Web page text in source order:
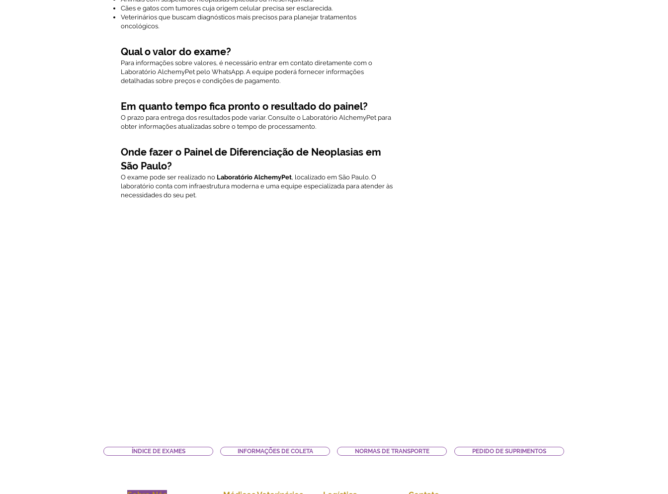
Cães e gatos com tumores cuja origem celular precisa ser esclarecida.
Veterinários que buscam diagnósticos mais precisos para planejar tratamentos
oncológicos.
Qual o valor do exame?
Para informações sobre valores, é necessário entrar em contato diretamente com o
Laboratório AlchemyPet pelo WhatsApp. A equipe poderá fornecer informações
detalhadas sobre preços e condições de pagamento.
Em quanto tempo fica pronto o resultado do painel?
O prazo para entrega dos resultados pode variar. Consulte o Laboratório AlchemyPet para
obter informações atualizadas sobre o tempo de processamento.
Onde fazer o Painel de Diferenciação de Neoplasias em
São Paulo?
O exame pode ser realizado no Laboratório AlchemyPet, localizado em São Paulo. O
laboratório conta com infraestrutura moderna e uma equipe especializada para atender às
necessidades do seu pet.
ÍNDICE DE EXAMES INFORMAÇÕES DE COLETA NORMAS DE TRANSPORTE PEDIDO DE SUPRIMENTOS